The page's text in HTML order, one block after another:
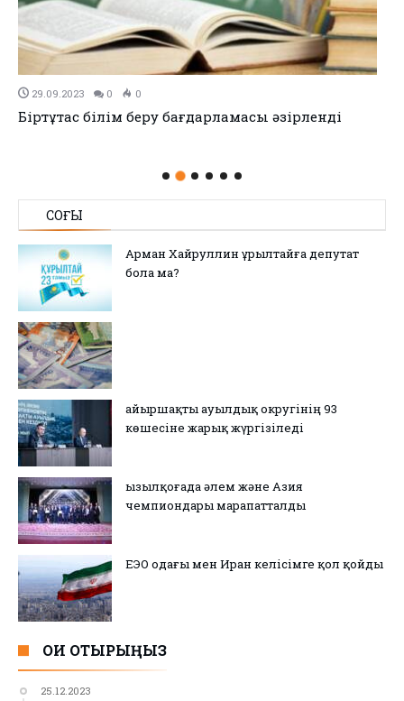
29.09.2023 0 0
Біртұтас білім беру бағдарламасы әзірленді
СОҢҒЫ
Арман Хайруллин Құрылтайға депутат
бола ма?
Қайыршақты ауылдық округінің 93
көшесіне жарық жүргізіледі
Қызылқоғада әлем және Азия
чемпиондары марапатталды
ЕЭО одағы мен Иран келісімге қол қойды
ОҚИ ОТЫРЫҢЫЗ
25.12.2023